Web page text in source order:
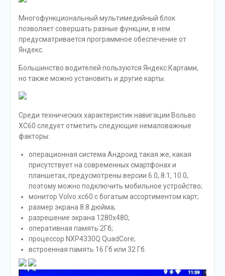
Многофункциональный мультимедийный блок
позволяет совершать разные функции, в нем
предусматривается программное обеспечение от
Яндекс.
Большинство водителей пользуются Яндекс.Картами,
но также можно установить и другие карты.
Среди технических характеристик навигации Вольво
XC60 следует отметить следующие немаловажные
факторы:
операционная система Андроид такая же, какая
присутствует на современных смартфонах и
планшетах, предусмотрены версии 6.0, 8.1, 10.0,
поэтому можно подключить мобильное устройство;
монитор Volvo xc60 с богатым ассортиментом карт;
размер экрана 8.8 дюйма;
разрешение экрана 1280х480;
оперативная память 2Гб;
процессор NXР4330Q QuadCore;
встроенная память 16 Гб или 32 Гб.